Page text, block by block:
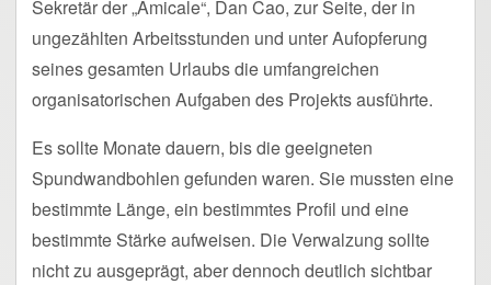
Sekretär der „Amicale“, Dan Cao, zur Seite, der in
ungezählten Arbeitsstunden und unter Aufopferung
seines gesamten Urlaubs die umfangreichen
organisatorischen Aufgaben des Projekts ausführte.
Es sollte Monate dauern, bis die geeigneten
Spundwandbohlen gefunden waren. Sie mussten eine
bestimmte Länge, ein bestimmtes Profil und eine
bestimmte Stärke aufweisen. Die Verwalzung sollte
nicht zu ausgeprägt, aber dennoch deutlich sichtbar